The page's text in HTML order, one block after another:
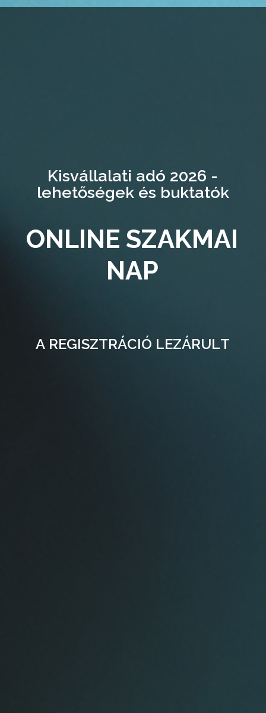
Kisvállalati adó 2026 -
lehetőségek és buktatók
ONLINE SZAKMAI
NAP
A REGISZTRÁCIÓ LEZÁRULT